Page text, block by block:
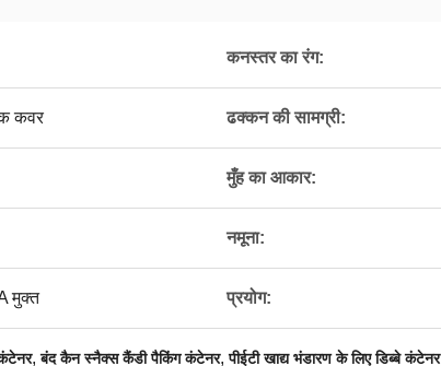
कनस्तर का रंग:
कवर ढक्कन की सामग्री:
मुँह का आकार:
नमूना:
मुक्त प्रयोग:
,बंद कैन स्नैक्स कैंडी पैकिंग कंटेनर,पीईटी खाद्य भंडारण के लिए डिब्बे कंटेनर